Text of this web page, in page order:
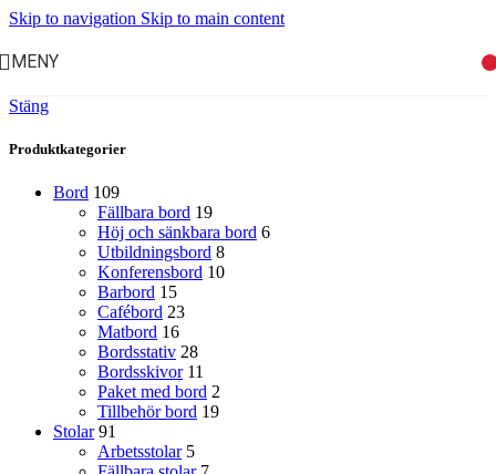
Skip to navigation Skip to main content
MENY
Stäng
Produktkategorier
Bord 109
Fällbara bord 19
Höj och sänkbara bord 6
Utbildningsbord 8
Konferensbord 10
Barbord 15
Cafébord 23
Matbord 16
Bordsstativ 28
Bordsskivor 11
Paket med bord 2
Tillbehör bord 19
Stolar 91
Arbetsstolar 5